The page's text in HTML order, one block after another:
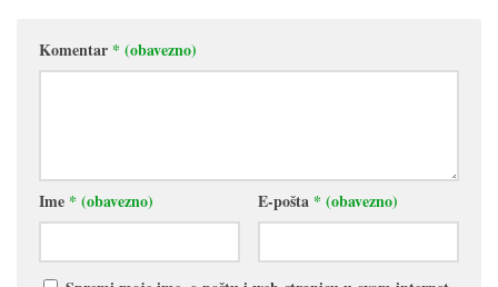
Komentar * (obavezno)
Ime * (obavezno) E-pošta * (obavezno)